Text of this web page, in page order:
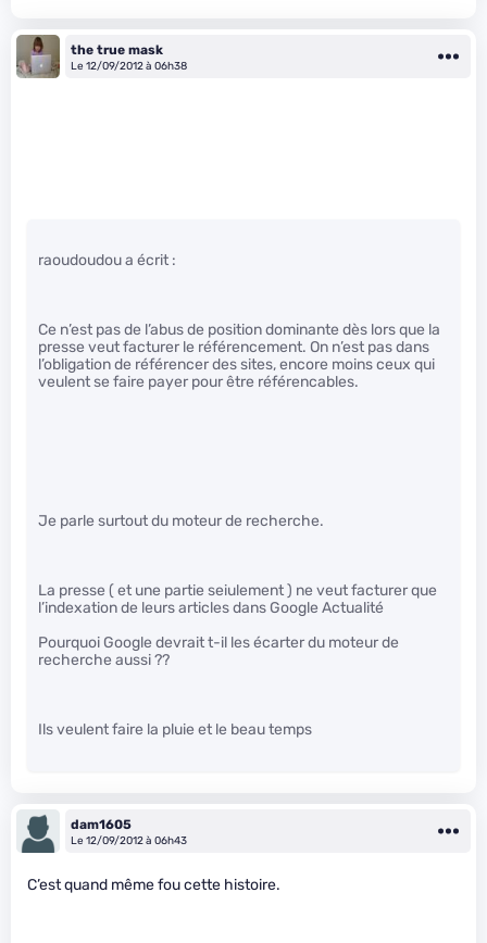
the true mask
Le 12/09/2012 à 06h38
raoudoudou a écrit :
Ce n’est pas de l’abus de position dominante dès lors que la
presse veut facturer le référencement. On n’est pas dans
l’obligation de référencer des sites, encore moins ceux qui
veulent se faire payer pour être référencables.
Je parle surtout du moteur de recherche.
La presse ( et une partie seiulement ) ne veut facturer que
l’indexation de leurs articles dans Google Actualité
Pourquoi Google devrait t-il les écarter du moteur de
recherche aussi ??
Ils veulent faire la pluie et le beau temps
dam1605
Le 12/09/2012 à 06h43
C’est quand même fou cette histoire.